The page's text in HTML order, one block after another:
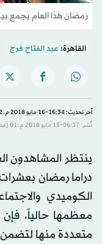
رمضان هذا العام يجمع بين
القاهرة: عبد الفتاح فرج
آخر تحديث: 16:34-16 مايو 2018 م ـ 02 رَمضان 1439 هـ
نُشر: 06:37-15 مايو 2018 م ـ 01 رَمضان 1439 هـ
ينتظر المشاهدون
دراما رمضان
الكوميدي
معظمها حالياً،
متعددة منها لتضمن